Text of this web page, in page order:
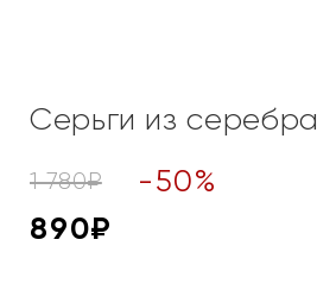
Серьги из серебра
1 780₽ -50%
890₽